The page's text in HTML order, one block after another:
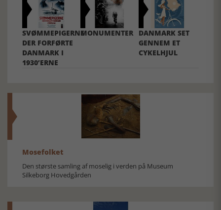
SVØMMEPIGERNE
DER FORFØRTE
DANMARK I
1930’ERNE
MONUMENTER
DANMARK SET
GENNEM ET
CYKELHJUL
Mosefolket
Den største samling af moselig i verden på Museum
Silkeborg Hovedgården